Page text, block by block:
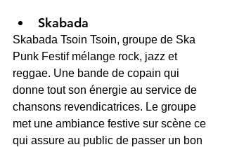
Skabada
Skabada Tsoin Tsoin, groupe de Ska
Punk Festif mélange rock, jazz et
reggae. Une bande de copain qui
donne tout son énergie au service de
chansons revendicatrices. Le groupe
met une ambiance festive sur scène ce
qui assure au public de passer un bon